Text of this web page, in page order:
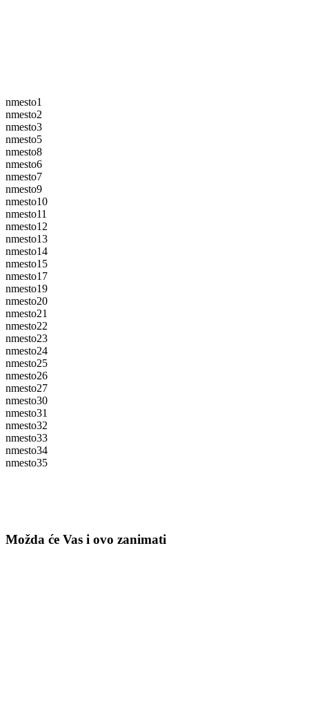
nmesto1
nmesto2
nmesto3
nmesto5
nmesto8
nmesto6
nmesto7
nmesto9
nmesto10
nmesto11
nmesto12
nmesto13
nmesto14
nmesto15
nmesto17
nmesto19
nmesto20
nmesto21
nmesto22
nmesto23
nmesto24
nmesto25
nmesto26
nmesto27
nmesto30
nmesto31
nmesto32
nmesto33
nmesto34
nmesto35
Možda će Vas i ovo zanimati